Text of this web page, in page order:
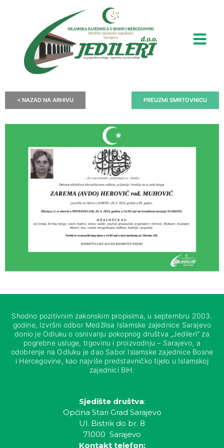
< NAZAD NA ARHIVU PREUZMI SMRTOVNICU
Shodno pozitivnim zakonskim propisima, u septembru 2003.
godine, Izvršni odbor Medžlisa Islamske zajednice Sarajevo
donio je Odluku o osnivanju pokopnog društva „Jedileri“ za
pogrebne usluge, trgovinu i proizvodnju – Sarajevo, a
odobrenje na Odluku je dao Sabor Islamske zajednice Bosne
i Hercegovine, kao najviše predstavničko tijelo u Islamskoj
zajednici BiH.
Sjedište društva:
Općina Stari Grad Sarajevo
Ul. Bistrik do br. 8
71000 Sarajevo
Kontakt telefon: